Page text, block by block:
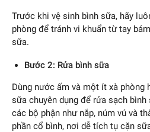
Trước khi vệ sinh bình sữa, hãy
phòng để tránh vi khuẩn từ tay
sữa.
Bước 2: Rửa bình sữa
Dùng nước ấm và một ít xà phòng
sữa chuyên dụng để rửa sạch
các bộ phận như nắp, núm vú và
phần cổ bình, nơi dễ tích tụ cặn